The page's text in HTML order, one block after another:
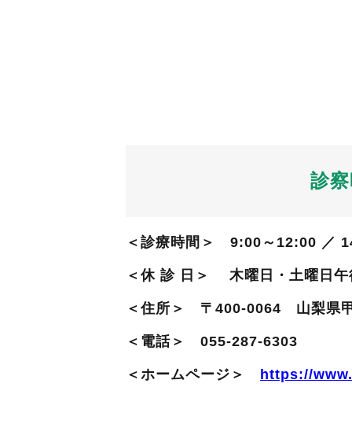
診
＜診療時間＞ 9:00～12:00 ／
＜休 診 日＞ 木曜日・土曜日午
＜住所＞ 〒400-0064 山梨県
＜電話＞ 055-287-6303
＜ホームページ＞ https://